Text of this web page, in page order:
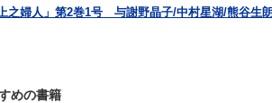
上之婦人」第2巻1号 与謝野晶子/中村星湖/熊谷
めの書籍